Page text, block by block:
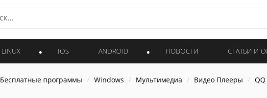
LINUX IOS ANDROID НОВОСТИ СТАТЬИ И
Бесплатные программы Windows Мультимедиа Видео Плееры